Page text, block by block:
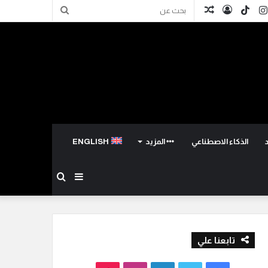
مقالتسجيلTikTokانستقرام
الذكاء الاصطناعي المزيد ENGLISH
عن
إضافة
عمود
تابعنا علي